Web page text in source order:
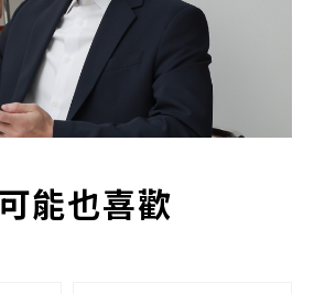
能也喜歡